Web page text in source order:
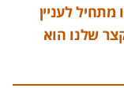
לעניין
שלנו הוא